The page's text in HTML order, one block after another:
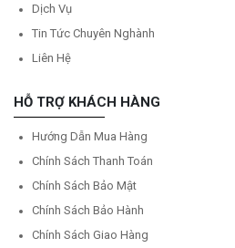
Dịch Vụ
Tin Tức Chuyên Nghành
Liên Hệ
HỖ TRỢ KHÁCH HÀNG
Hướng Dẫn Mua Hàng
Chính Sách Thanh Toán
Chính Sách Bảo Mật
Chính Sách Bảo Hành
Chính Sách Giao Hàng